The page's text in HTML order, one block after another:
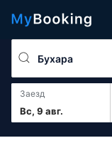
Заезд
Вс, 9 авг.